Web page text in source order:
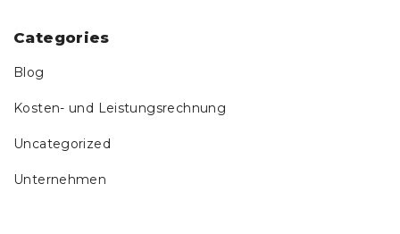
Categories
Blog
Kosten- und Leistungsrechnung
Uncategorized
Unternehmen